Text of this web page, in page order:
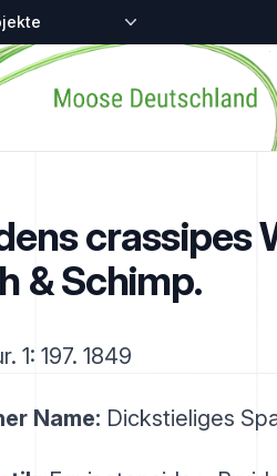
Projekte
crassipes
& Schimp.
1: 197. 1849
Name: Dickstieliges